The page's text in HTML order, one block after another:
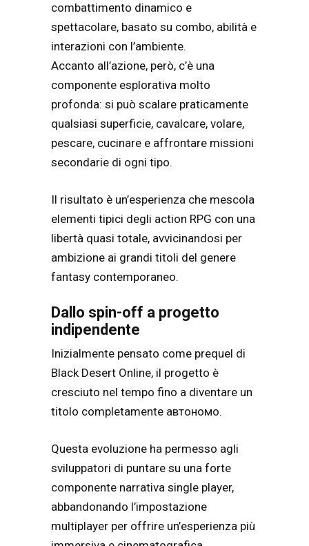
combattimento dinamico e
spettacolare, basato su combo, abilità e
interazioni con l’ambiente.
Accanto all’azione, però, c’è una
componente esplorativa molto
profonda: si può scalare praticamente
qualsiasi superficie, cavalcare, volare,
pescare, cucinare e affrontare missioni
secondarie di ogni tipo.
Il risultato è un’esperienza che mescola
elementi tipici degli action RPG con una
libertà quasi totale, avvicinandosi per
ambizione ai grandi titoli del genere
fantasy contemporaneo.
Dallo spin-off a progetto
indipendente
Inizialmente pensato come prequel di
Black Desert Online, il progetto è
cresciuto nel tempo fino a diventare un
titolo completamente автономo.
Questa evoluzione ha permesso agli
sviluppatori di puntare su una forte
componente narrativa single player,
abbandonando l’impostazione
multiplayer per offrire un’esperienza più